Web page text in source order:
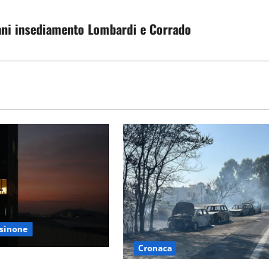
insediamento Lombardi e Corrado
Cronaca